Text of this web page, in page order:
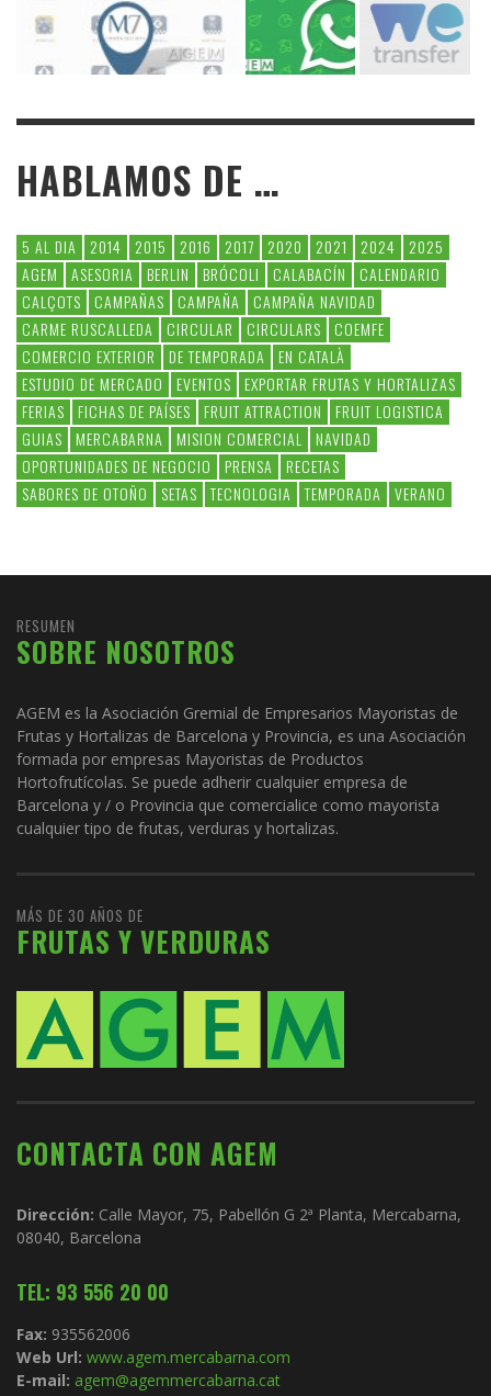
HABLAMOS DE …
5 AL DIA 2014 2015 2016 2017 2020 2021 2024
2025
AGEM
ASESORIA BERLIN BRÓCOLI CALABACÍN
CALENDARIO
CALÇOTS
CAMPAÑAS CAMPAÑA
CAMPAÑA NAVIDAD
CARME RUSCALLEDA
CIRCULAR CIRCULARS
COEMFE
COMERCIO EXTERIOR
DE TEMPORADA
EN CATALÀ
ESTUDIO DE MERCADO
EVENTOS
EXPORTAR FRUTAS Y HORTALIZAS
FERIAS
FICHAS DE PAÍSES FRUIT ATTRACTION
FRUIT LOGISTICA
GUIAS
MERCABARNA MISION COMERCIAL
NAVIDAD
OPORTUNIDADES DE NEGOCIO
PRENSA
RECETAS
SABORES DE OTOÑO
SETAS TECNOLOGIA TEMPORADA VERANO
RESUMEN
SOBRE NOSOTROS
AGEM es la Asociación Gremial de Empresarios Mayoristas de
Frutas y Hortalizas de Barcelona y Provincia, es una Asociación
formada por empresas Mayoristas de Productos
Hortofrutícolas. Se puede adherir cualquier empresa de
Barcelona y / o Provincia que comercialice como mayorista
cualquier tipo de frutas, verduras y hortalizas.
MÁS DE 30 AÑOS DE
FRUTAS Y VERDURAS
CONTACTA CON AGEM
Dirección: Calle Mayor, 75, Pabellón G 2ª Planta, Mercabarna,
08040, Barcelona
TEL: 93 556 20 00
Fax: 935562006
Web Url: www.agem.mercabarna.com
E-mail: agem@agemmercabarna.cat